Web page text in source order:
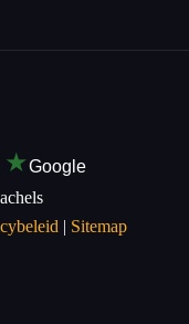
★Google
| Sitemap